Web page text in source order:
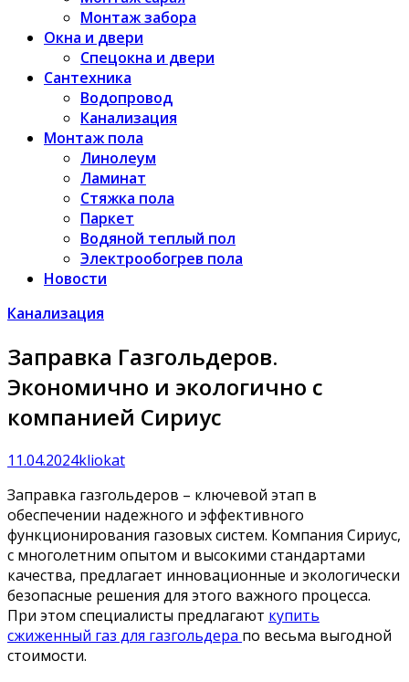
Монтаж забора
Окна и двери
Спецокна и двери
Сантехника
Водопровод
Канализация
Монтаж пола
Линолеум
Ламинат
Стяжка пола
Паркет
Водяной теплый пол
Электрообогрев пола
Новости
Канализация
Заправка Газгольдеров.
Экономично и экологично с
компанией Сириус
11.04.2024kliokat
Заправка газгольдеров – ключевой этап в
обеспечении надежного и эффективного
функционирования газовых систем. Компания Сириус,
с многолетним опытом и высокими стандартами
качества, предлагает инновационные и экологически
безопасные решения для этого важного процесса.
При этом специалисты предлагают купить
сжиженный газ для газгольдера по весьма выгодной
стоимости.